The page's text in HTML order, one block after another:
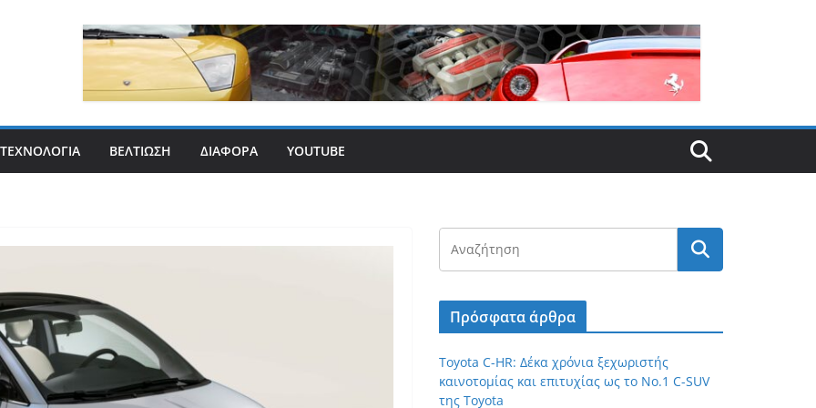
ΤΕΧΝΟΛΟΓΊΑ ΒΕΛΤΊΩΣΗ ΔΙΆΦΟΡΑ YOUTUBE
Πρόσφατα άρθρα
Toyota C-HR: Δέκα χρόνια ξεχωριστής
καινοτομίας και επιτυχίας ως το Νο.1 C-SUV
της Toyota